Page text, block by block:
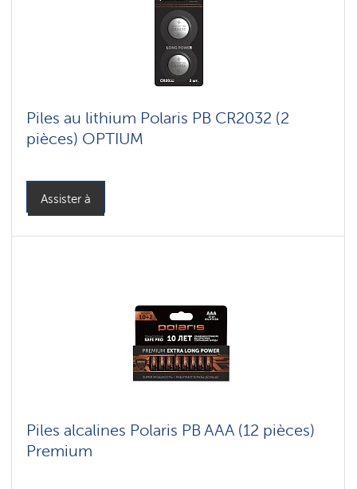
Piles au lithium Polaris PB CR2032 (2
pièces) OPTIUM
Assister à
Piles alcalines Polaris PB AAA (12 pièces)
Premium